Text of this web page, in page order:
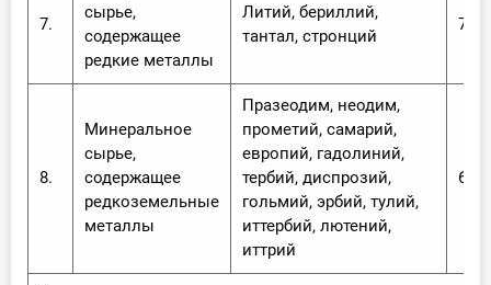
7.
сырье,
содержащее
редкие металлы
Литий, бериллий,
тантал, стронций
7,7%
8.
Минеральное
сырье,
содержащее
редкоземельные
металлы
Празеодим, неодим,
прометий, самарий,
европий, гадолиний,
тербий, диспрозий,
гольмий, эрбий, тулий,
иттербий, лютений,
иттрий
6,0%